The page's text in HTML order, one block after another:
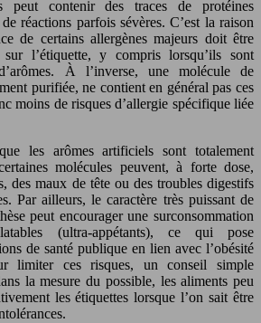
peut contenir des traces de protéines
réactions parfois sévères. C’est la raison
de certains allergènes majeurs doit être
sur l’étiquette, y compris lorsqu’ils sont
À l’inverse, une molécule de
purifiée, ne contient en général pas ces
moins de risques d’allergie spécifique liée
les arômes artificiels sont totalement
molécules peuvent, à forte dose,
des maux de tête ou des troubles digestifs
Par ailleurs, le caractère très puissant de
peut encourager une surconsommation
(ultra-appétants), ce qui pose
de santé publique en lien avec l’obésité
limiter ces risques, un conseil simple
la mesure du possible, les aliments peu
les étiquettes lorsque l’on sait être